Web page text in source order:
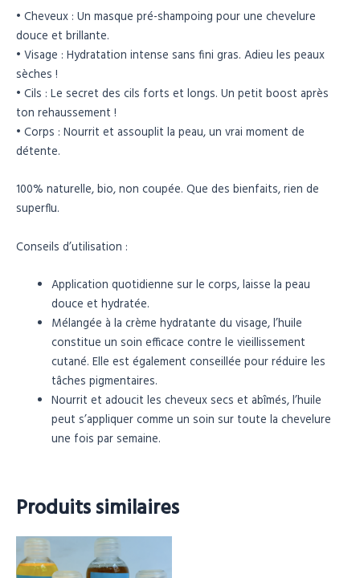
• Cheveux : Un masque pré-shampoing pour une chevelure
douce et brillante.
• Visage : Hydratation intense sans fini gras. Adieu les peaux
sèches !
• Cils : Le secret des cils forts et longs. Un petit boost après
ton rehaussement !
• Corps : Nourrit et assouplit la peau, un vrai moment de
détente.
100% naturelle, bio, non coupée. Que des bienfaits, rien de
superflu.
Conseils d’utilisation :
Application quotidienne sur le corps, laisse la peau
douce et hydratée.
Mélangée à la crème hydratante du visage, l’huile
constitue un soin efficace contre le vieillissement
cutané. Elle est également conseillée pour réduire les
tâches pigmentaires.
Nourrit et adoucit les cheveux secs et abîmés, l’huile
peut s’appliquer comme un soin sur toute la chevelure
une fois par semaine.
Produits similaires
Plage
de
prix :